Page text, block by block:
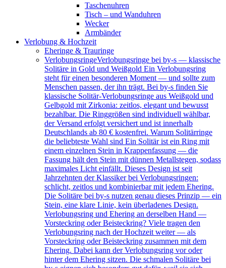
Taschenuhren
Tisch – und Wanduhren
Wecker
Armbänder
Verlobung & Hochzeit
Eheringe & Trauringe
VerlobungsringeVerlobungsringe bei by-s — klassische
Solitäre in Gold und Weißgold Ein Verlobungsring
steht für einen besonderen Moment — und sollte zum
Menschen passen, der ihn trägt. Bei by-s finden Sie
klassische Solitär-Verlobungsringe aus Weißgold und
Gelbgold mit Zirkonia: zeitlos, elegant und bewusst
bezahlbar. Die Ringgrößen sind individuell wählbar,
der Versand erfolgt versichert und ist innerhalb
Deutschlands ab 80 € kostenfrei. Warum Solitärringe
die beliebteste Wahl sind Ein Solitär ist ein Ring mit
einem einzelnen Stein in Krappenfassung — die
Fassung hält den Stein mit dünnen Metallstegen, sodass
maximales Licht einfällt. Dieses Design ist seit
Jahrzehnten der Klassiker bei Verlobungsringen:
schlicht, zeitlos und kombinierbar mit jedem Ehering.
Die Solitäre bei by-s nutzen genau dieses Prinzip — ein
Stein, eine klare Linie, kein überladenes Design.
Verlobungsring und Ehering an derselben Hand —
Vorsteckring oder Beisteckring? Viele tragen den
Verlobungsring nach der Hochzeit weiter — als
Vorsteckring oder Beisteckring zusammen mit dem
Ehering. Dabei kann der Verlobungsring vor oder
hinter dem Ehering sitzen. Die schmalen Solitäre bei